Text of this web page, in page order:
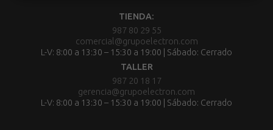
TIENDA:
987 80 29 55
comercial@grupoelectron.com
L-V: 8:00 a 13:30 – 15:30 a 19:00 | Sábado: Cerrado
TALLER
987 20 18 17
gerencia@grupoelectron.com
L-V: 8:00 a 13:30 – 15:30 a 19:00 | Sábado: Cerrado